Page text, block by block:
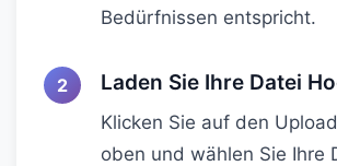
Bedürfnissen entspricht.
Laden Sie Ihre Datei
Klicken Sie auf den
oben und wählen Sie Ihre